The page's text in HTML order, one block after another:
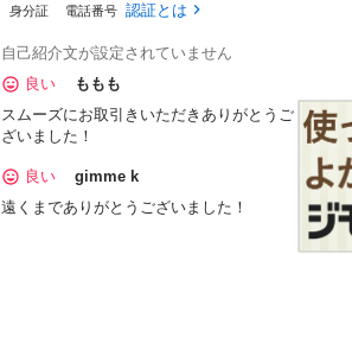
身分証 電話番号 認証とは
自己紹介文が設定されていません
良い
ももも
スムーズにお取引きいただきありがとうご
ざいました！
良い
gimme k
遠くまでありがとうございました！